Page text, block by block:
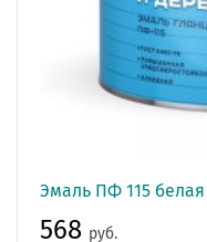
Эмаль ПФ 115
568 руб.